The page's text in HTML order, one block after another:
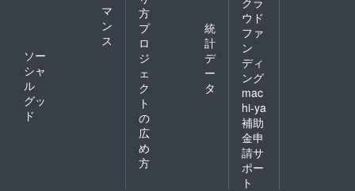
マ
ン
ス
ソー
シャ
ル
グッ
ド
方
プ
ロ
ジ
ェ
ク
ト
の
広
め
方
統
計
デ
ー
タ
ウド
ファ
ン
ディ
ング
mac
hi-ya
補助
金申
請サ
ポー
ト